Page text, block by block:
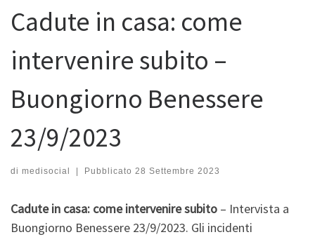
Cadute in casa: come
intervenire subito –
Buongiorno Benessere
23/9/2023
di medisocial | Pubblicato 28 Settembre 2023
Cadute in casa: come intervenire subito – Intervista a
Buongiorno Benessere 23/9/2023. Gli incidenti